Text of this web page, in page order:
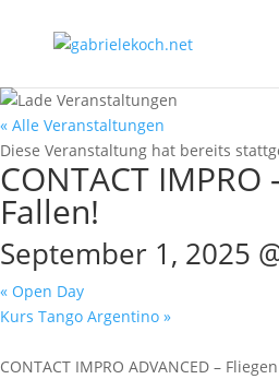
« Alle Veranstaltungen
Diese Veranstaltung hat bereits
CONTACT
Fallen!
September 1, 2025
« Open Day
Kurs Tango Argentino »
CONTACT IMPRO ADVANCED –